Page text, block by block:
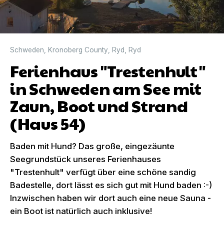
Schweden Kronoberg County Ryd Ryd
Ferienhaus "Trestenhult"
in Schweden am See mit
Zaun, Boot und Strand
(Haus 54)
Baden mit Hund? Das große, eingezäunte
Seegrundstück unseres Ferienhauses
"Trestenhult" verfügt über eine schöne sandig
Badestelle, dort lässt es sich gut mit Hund baden :-)
Inzwischen haben wir dort auch eine neue Sauna -
ein Boot ist natürlich auch inklusive!